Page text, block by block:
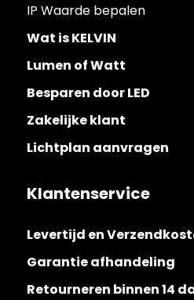
IP Waarde bepalen
Wat is KELVIN
Lumen of Watt
Besparen door LED
Zakelijke klant
Lichtplan aanvragen
Klantenservice
Levertijd en
Garantie afhandeling
Retourneren binnen 14